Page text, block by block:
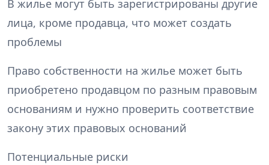
В жилье могут быть зарегистрированы другие
лица, кроме продавца, что может создать
проблемы
Право собственности на жилье может быть
приобретено продавцом по разным правовым
основаниям и нужно проверить соответствие
закону этих правовых оснований
Потенциальные риски